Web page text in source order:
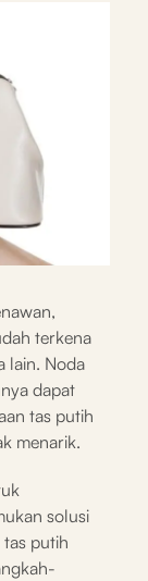
terkena
lain. Noda
dapat
tas putih
menarik.
solusi
putih